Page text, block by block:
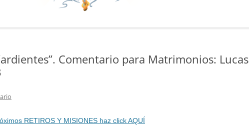
Comentario para Matrimonios: Lucas
RETIROS Y MISIONES haz click AQUÍ